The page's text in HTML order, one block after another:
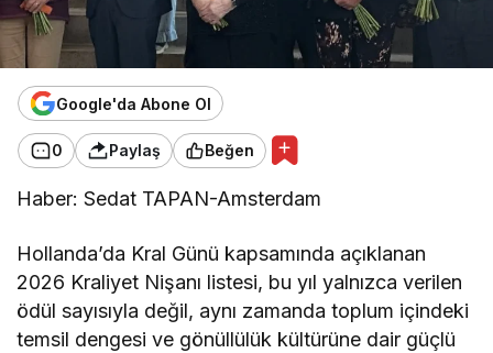
Google'da Abone Ol
0 Paylaş Beğen
Haber: Sedat TAPAN-Amsterdam
Hollanda’da Kral Günü kapsamında açıklanan
2026 Kraliyet Nişanı listesi, bu yıl yalnızca verilen
ödül sayısıyla değil, aynı zamanda toplum içindeki
temsil dengesi ve gönüllülük kültürüne dair güçlü